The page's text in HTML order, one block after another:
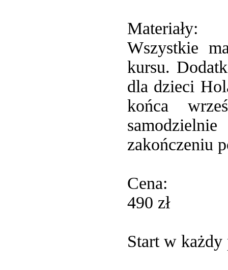
Materiały:
Wszystkie
kursu.
dla dzieci
końca
zakończeniu
Cena:
490 zł
Start w